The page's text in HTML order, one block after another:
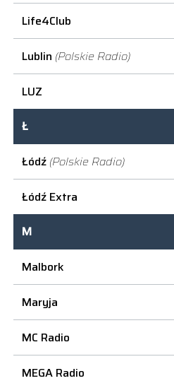
Life4Club
Lublin (Polskie Radio)
LUZ
Ł
Łódź (Polskie Radio)
Łódź Extra
M
Malbork
Maryja
MC Radio
MEGA Radio